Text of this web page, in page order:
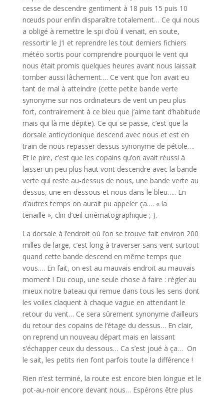
cesse de descendre gentiment à 18 puis 15 puis 10
nœuds pour enfin disparaître totalement… Ce qui nous
a obligé à remettre le spi d’où il venait, en soute,
ressortir le J1 et reprendre les tout derniers fichiers
météo sortis pour comprendre pourquoi le vent qui
nous était promis quelques heures avant nous laissait
tomber aussi lâchement…. Ce vent que l’on avait eu
tant de mal à atteindre (cette petite bande verte
synonyme sur nos ordinateurs de vent un peu plus
fort, contrairement à ce bleu que j’aime tant d’habitude
mais qui là me dépite). Ce qui se passe, c’est que la
dorsale anticyclonique descend avec nous et est en
train de nous repasser dessus synonyme de pétole….
Et le pire, c’est que les copains qu’on avait réussi à
laisser un peu plus haut vont descendre avec la bande
verte qui reste au-dessus de nous, une bande verte au
dessus, une en-dessous et nous dans le bleu….. En
d’autres temps on aurait pu appeler ça…. « la
tenaille », clin d’œil cinématographique ;-).
La dorsale à l’endroit où l’on se trouve fait environ 200
milles de large, c’est long à traverser sans vent surtout
quand cette bande descend en même temps que
vous…. En fait, on est au mauvais endroit au mauvais
moment ! Du coup, une seule chose à faire : régler au
mieux notre bateau qui remue dans tous les sens dont
les voiles claquent à chaque vague en attendant le
retour du vent… Ce sera sûrement synonyme d’ailleurs
du retour des copains de l’étage du dessus… En clair,
on reprend un nouveau départ mais en laissant
s’échapper ceux du dessous… Ca s’est joué à ça… On
le sait, les petits rien font parfois toute la différence !
Rien n’est terminé, la route est encore bien longue et le
pot-au-noir encore devant nous… Espérons être plus